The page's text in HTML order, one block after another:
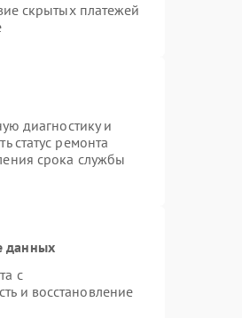
скрытых платежей
диагностику и
статус ремонта
срока службы
данных
с
и восстановление